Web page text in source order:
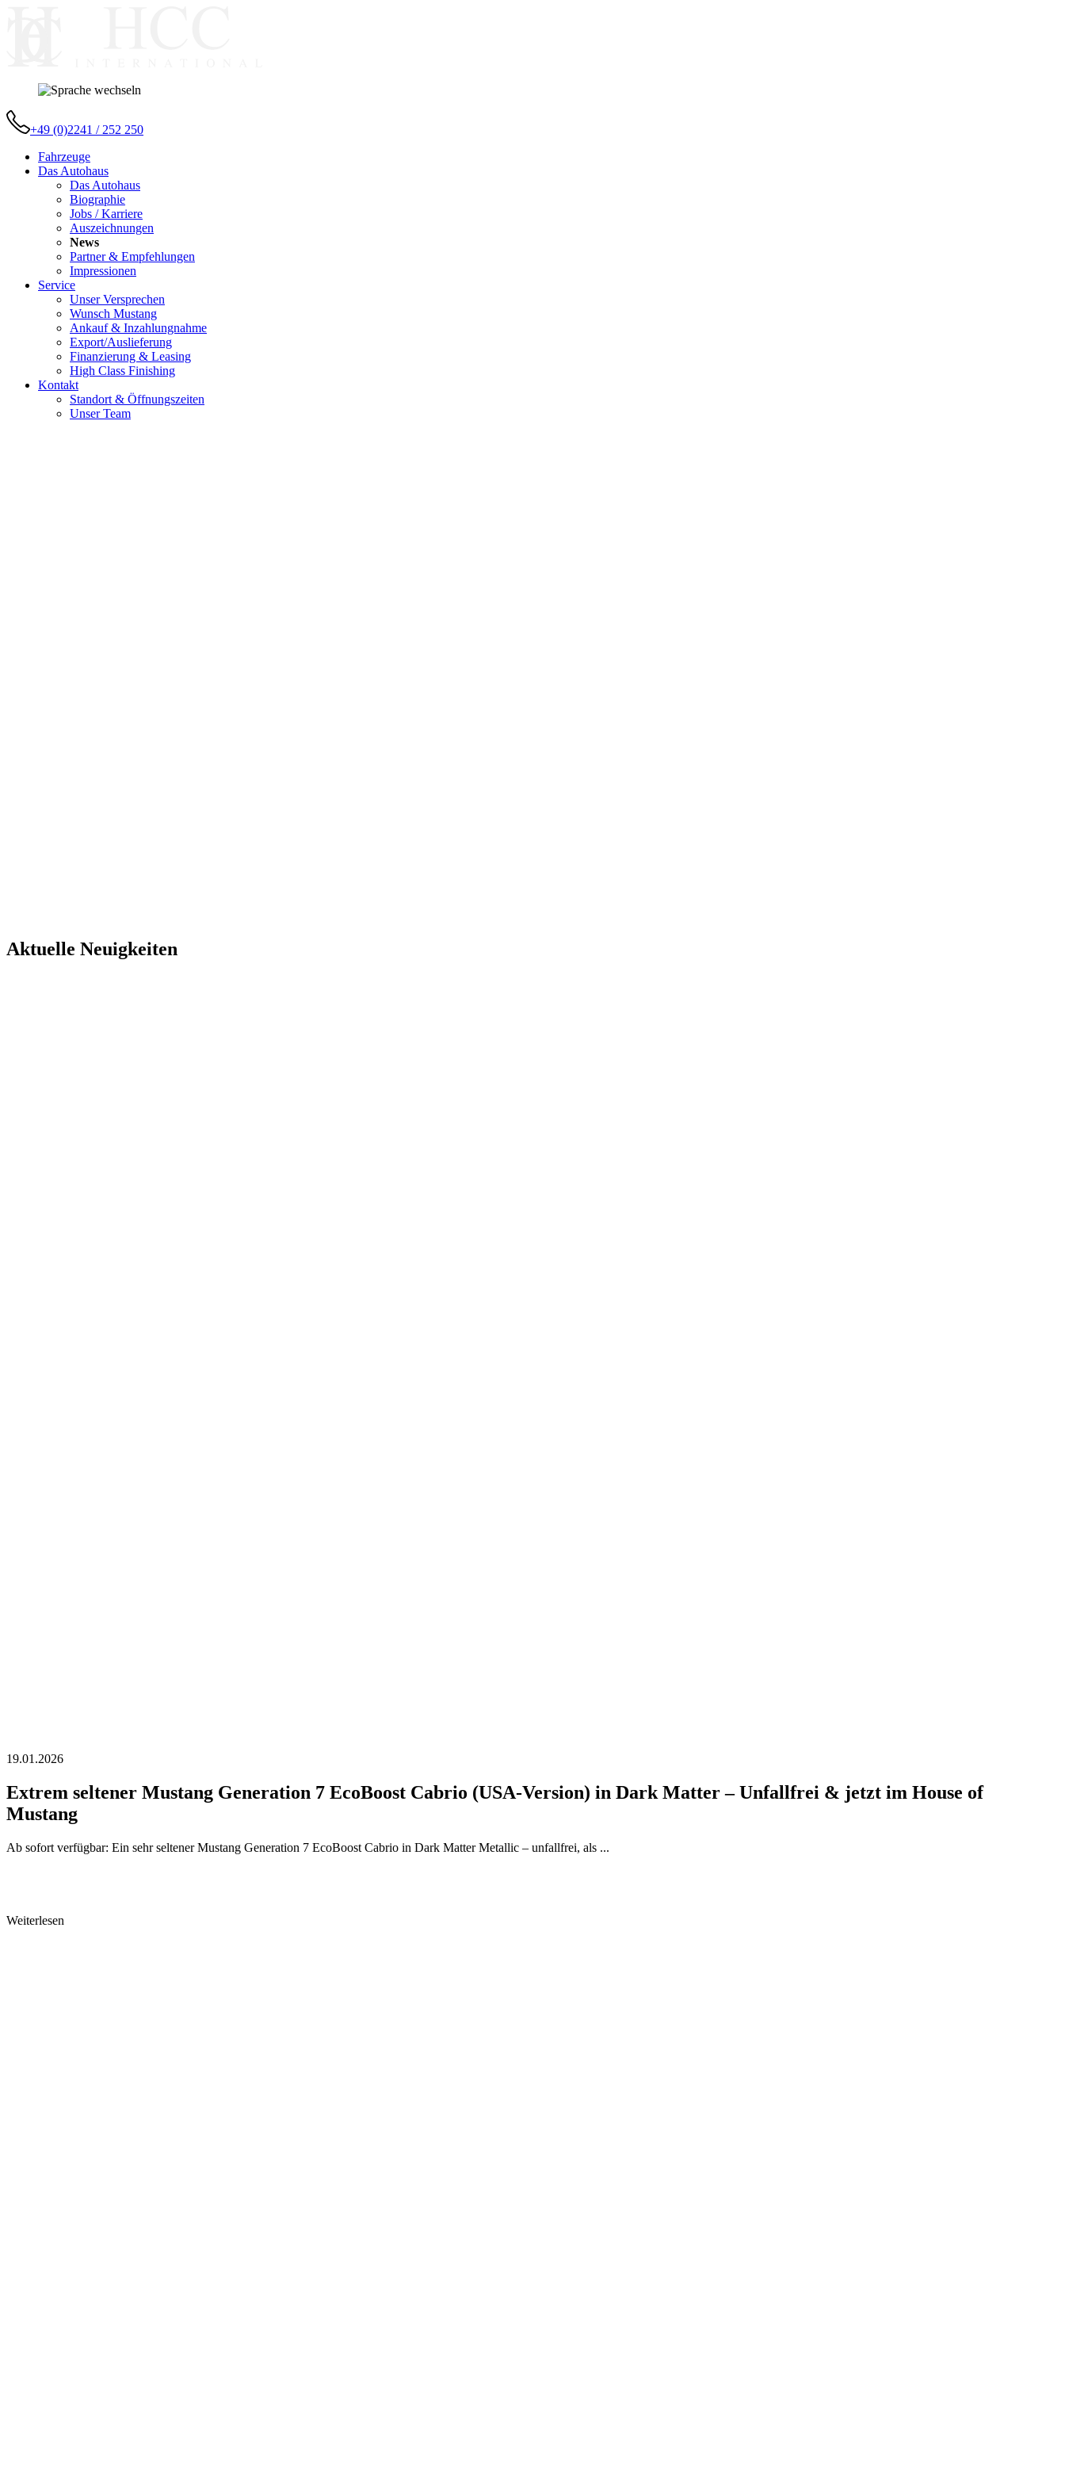
+49 (0)2241 / 252 250
Fahrzeuge
Das Autohaus
Das Autohaus
Biographie
Jobs / Karriere
Auszeichnungen
News
Partner & Empfehlungen
Impressionen
Service
Unser Versprechen
Wunsch Mustang
Ankauf & Inzahlungnahme
Export/Auslieferung
Finanzierung & Leasing
High Class Finishing
Kontakt
Standort & Öffnungszeiten
Unser Team
Aktuelle Neuigkeiten
19.01.2026
Extrem seltener Mustang Generation 7 EcoBoost Cabrio (USA-Version) in Dark Matter – Unfallfrei & jetzt im House of
Mustang
Ab sofort verfügbar: Ein sehr seltener Mustang Generation 7 EcoBoost Cabrio in Dark Matter Metallic – unfallfrei, als ...
Weiterlesen